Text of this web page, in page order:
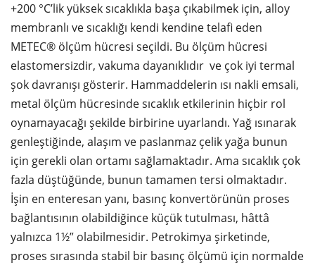
+200 °C’lik yüksek sıcaklıkla başa çıkabilmek için, alloy
membranlı ve sıcaklığı kendi kendine telafi eden
METEC® ölçüm hücresi seçildi. Bu ölçüm hücresi
elastomersizdir, vakuma dayanıklıdır ve çok iyi termal
şok davranışı gösterir. Hammaddelerin ısı nakli emsali,
metal ölçüm hücresinde sıcaklık etkilerinin hiçbir rol
oynamayacağı şekilde birbirine uyarlandı. Yağ ısınarak
genleştiğinde, alaşım ve paslanmaz çelik yağa bunun
için gerekli olan ortamı sağlamaktadır. Ama sıcaklık çok
fazla düştüğünde, bunun tamamen tersi olmaktadır.
İşin en enteresan yanı, basınç konvertörünün proses
bağlantısının olabildiğince küçük tutulması, hâttâ
yalnızca 1½” olabilmesidir. Petrokimya şirketinde,
proses sırasında stabil bir basınç ölçümü için normalde